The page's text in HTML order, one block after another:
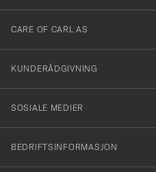
dig
till
vårt
nyhetsbrev!
CARE OF CARL AS
KUNDERÅDGIVNING
SOSIALE MEDIER
BEDRIFTSINFORMASJON